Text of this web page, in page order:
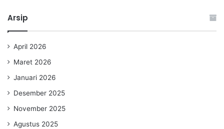
Arsip
April 2026
Maret 2026
Januari 2026
Desember 2025
November 2025
Agustus 2025